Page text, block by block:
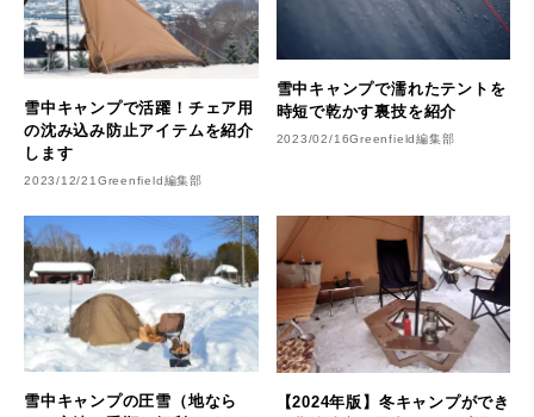
雪中キャンプで活躍！チェア用
の沈み込み防止アイテムを紹介
します
2023/12/21Greenfield編集部
雪中キャンプで濡れたテントを
時短で乾かす裏技を紹介
2023/02/16Greenfield編集部
雪中キャンプの圧雪（地なら
【2024年版】冬キャンプができ